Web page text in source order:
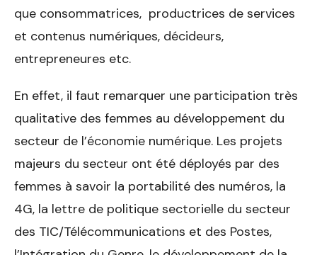
que consommatrices, productrices de services
et contenus numériques, décideurs,
entrepreneures etc.
En effet, il faut remarquer une participation très
qualitative des femmes au développement du
secteur de l’économie numérique. Les projets
majeurs du secteur ont été déployés par des
femmes à savoir la portabilité des numéros, la
4G, la lettre de politique sectorielle du secteur
des TIC/Télécommunications et des Postes,